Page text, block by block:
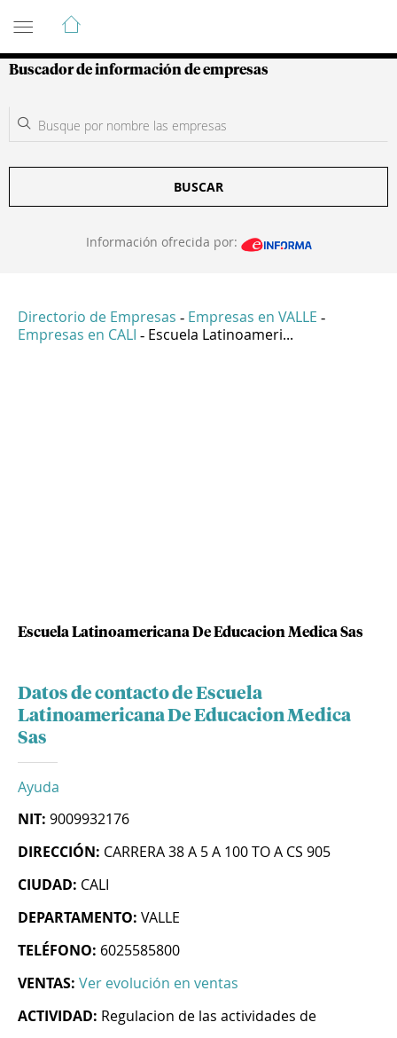
Guía de Empresas Colombianas
Buscador de información de empresas
BUSCAR
Información ofrecida por:
Directorio de Empresas - Empresas en VALLE -
Empresas en CALI - Escuela Latinoameri...
Escuela Latinoamericana De Educacion Medica Sas
Datos de contacto de Escuela
Latinoamericana De Educacion Medica
Sas
Ayuda
NIT: 9009932176
DIRECCIÓN: CARRERA 38 A 5 A 100 TO A CS 905
CIUDAD: CALI
DEPARTAMENTO: VALLE
TELÉFONO: 6025585800
VENTAS: Ver evolución en ventas
ACTIVIDAD: Regulacion de las actividades de